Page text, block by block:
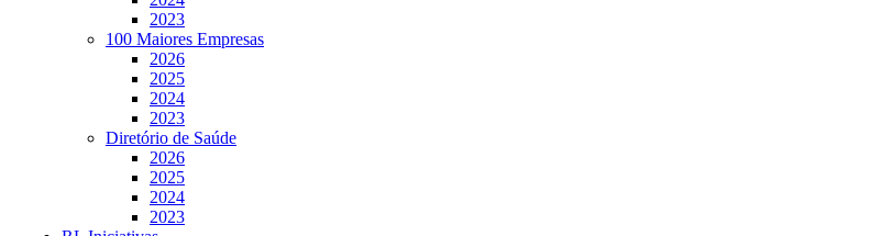
2023
100 Maiores Empresas
2026
2025
2024
2023
Diretório de Saúde
2026
2025
2024
2023